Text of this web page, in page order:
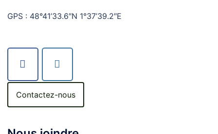
GPS : 48°41’33.6″N 1°37’39.2″E
Contactez-nous